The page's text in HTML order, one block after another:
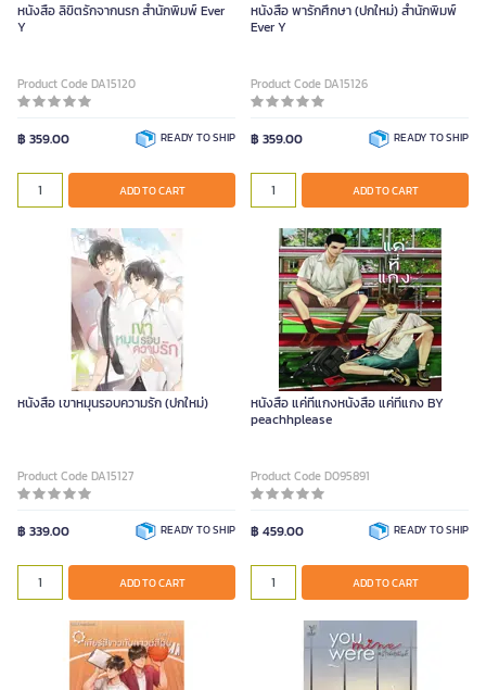
หนังสือ ลิขิตรักจากนรก สำนักพิมพ์ Ever
Y
Product Code DA15120
฿ 359.00 READY TO SHIP
ADD TO CART
หนังสือ พารักศึกษา (ปกใหม่) สำนักพิมพ์
Ever Y
Product Code DA15126
฿ 359.00 READY TO SHIP
ADD TO CART
หนังสือ เขาหมุนรอบความรัก (ปกใหม่)
Product Code DA15127
฿ 339.00 READY TO SHIP
ADD TO CART
หนังสือ แค่ที่แกงหนังสือ แค่ที่แกง BY
peachhplease
Product Code D095891
฿ 459.00 READY TO SHIP
ADD TO CART